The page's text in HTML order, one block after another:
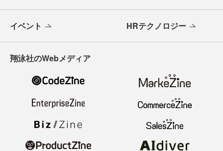
イベント HRテクノロジー
翔泳社のWebメディア